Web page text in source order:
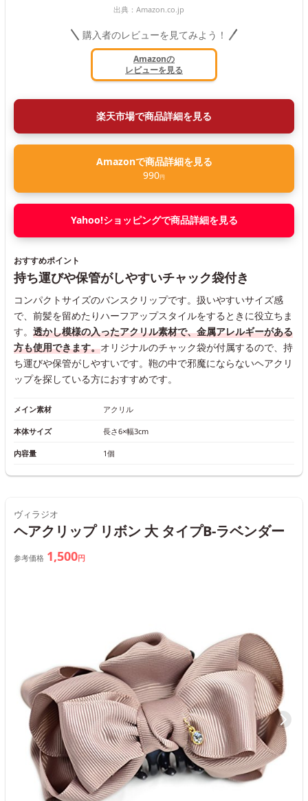
出典： Amazon.co.jp
購入者のレビューを見てみよう！
Amazonの
レビューを見る
楽天市場で商品詳細を見る
Amazonで商品詳細を見る
990円
Yahoo!ショッピングで商品詳細を見る
おすすめポイント
持ち運びや保管がしやすいチャック袋付き
コンパクトサイズのバンスクリップです。扱いやすいサイズ感
で、前髪を留めたりハーフアップスタイルをするときに役立ちま
す。 透かし模様の入ったアクリル素材で、金属アレルギーがある
方も使用できます。オリジナルのチャック袋が付属するので、持
ち運びや保管がしやすいです。鞄の中で邪魔にならないヘアクリ
ップを探している方におすすめです。
メイン素材 アクリル
本体サイズ 長さ6×幅3cm
内容量 1個
ヴィラジオ
ヘアクリップ リボン 大 タイプB-ラベンダー
参考価格 1,500円